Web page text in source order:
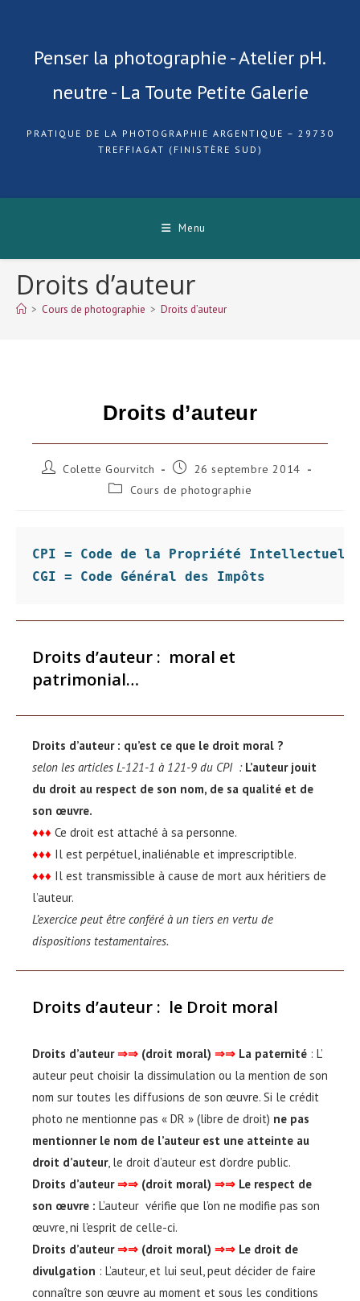
Penser la photographie - Atelier pH.
neutre - La Toute Petite Galerie
PRATIQUE DE LA PHOTOGRAPHIE ARGENTIQUE – 29730
TREFFIAGAT (FINISTÈRE SUD)
Menu
Droits d’auteur
> Cours de photographie > Droits d’auteur
Droits d’auteur
Auteur/autrice
Colette Gourvitch
Publication
26 septembre 2014
Post Cours de photographie
CPI = Code de la Propriété
CGI = Code Général des Impôts
Droits d’auteur : moral et
patrimonial…
Droits d’auteur : qu’est ce que le droit moral ?
selon les articles L-121-1 à 121-9 du CPI : L’auteur jouit
du droit au respect de son nom, de sa qualité et de
son œuvre.
♦♦♦ Ce droit est attaché à sa personne.
♦♦♦ Il est perpétuel, inaliénable et imprescriptible.
♦♦♦ Il est transmissible à cause de mort aux héritiers de
l’auteur.
L’exercice peut être conféré à un tiers en vertu de
dispositions testamentaires.
Droits d’auteur : le Droit moral
Droits d’auteur⇒⇒ (droit moral) ⇒⇒ La paternité : L’
auteur peut choisir la dissimulation ou la mention de son
nom sur toutes les diffusions de son œuvre. Si le crédit
photo ne mentionne pas « DR » (libre de droit) ne pas
mentionner le nom de l’auteur est une atteinte au
droit d’auteur, le droit d’auteur est d’ordre public.
Droits d’auteur⇒⇒ (droit moral) ⇒⇒ Le respect de
son œuvre : L’auteur vérifie que l’on ne modifie pas son
œuvre, ni l’esprit de celle-ci.
Droits d’auteur⇒⇒ (droit moral) ⇒⇒ Le droit de
divulgation : L’auteur, et lui seul, peut décider de faire
connaître son œuvre au moment et sous les conditions